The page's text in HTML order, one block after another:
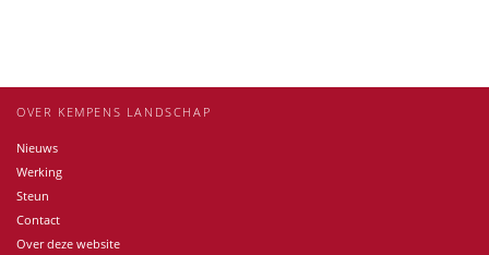
OVER KEMPENS LANDSCHAP
Nieuws
Werking
Steun
Contact
Over deze website